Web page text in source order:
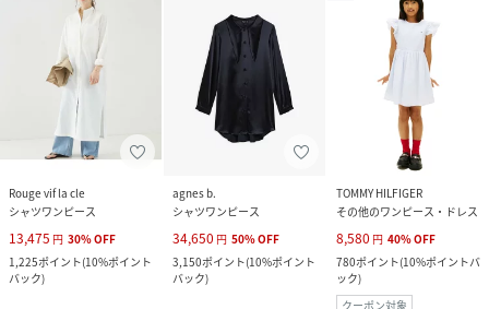
Rouge vif la cle
シャツワンピース
13,475 円 30%OFF
1,225ポイント(10%ポイント
バック)
agnes b.
シャツワンピース
34,650 円 50%OFF
3,150ポイント(10%ポイント
バック)
TOMMY HILFIGER
その他のワンピース・ドレス
8,580 円 40%OFF
780ポイント(10%ポイントバ
ック)
クーポン対象